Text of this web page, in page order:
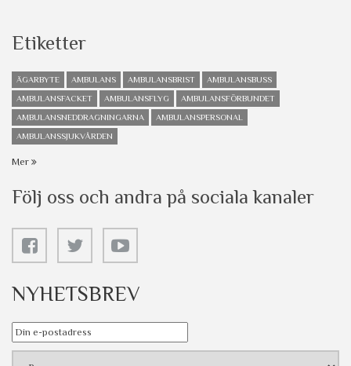
Etiketter
ÄGARBYTE AMBULANS AMBULANSBRIST
AMBULANSBUSS
AMBULANSFACKET
AMBULANSFLYG
AMBULANSFÖRBUNDET
AMBULANSNEDDRAGNINGARNA
AMBULANSPERSONAL
AMBULANSSJUKVÅRDEN
Mer
Följ oss och andra på sociala kanaler
NYHETSBREV